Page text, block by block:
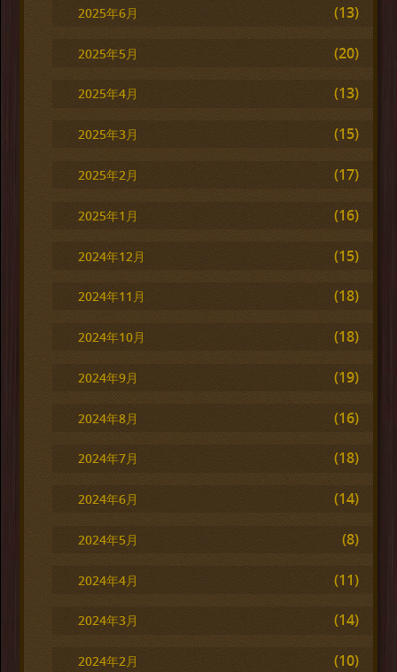
2025年6月 (13)
2025年5月 (20)
2025年4月 (13)
2025年3月 (15)
2025年2月 (17)
2025年1月 (16)
2024年12月 (15)
2024年11月 (18)
2024年10月 (18)
2024年9月 (19)
2024年8月 (16)
2024年7月 (18)
2024年6月 (14)
2024年5月 (8)
2024年4月 (11)
2024年3月 (14)
2024年2月 (10)